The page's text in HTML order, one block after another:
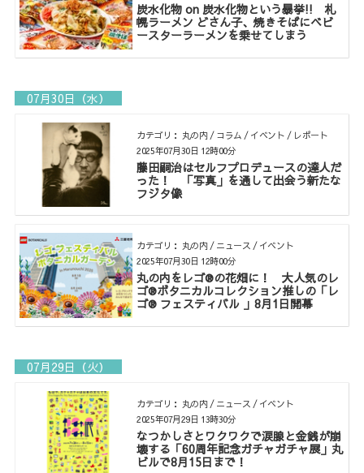
炭水化物 on 炭水化物という暴挙!! 札
幌ラーメン どさん子、焼きそばにベビ
ースターラーメンを乗せてしまう
07月30日（水）
カテゴリ： 丸の内 / コラム / イベント / レポート
藤田嗣治はセルフプロデュースの達人だ
った！ 「写真」を通して出会う新たな
フジタ像
2025年07月30日 12時00分
カテゴリ： 丸の内 / ニュース / イベント
丸の内をレゴ®の花畑に！ 大人気のレ
ゴ®ボタニカルコレクション推しの「レ
ゴ® フェスティバル 」8月1日開幕
2025年07月30日 12時00分
07月29日（火）
カテゴリ： 丸の内 / ニュース / イベント
なつかしさとワクワクで涙腺と金銭が崩
壊する「60周年記念ガチャガチャ展」丸
ビルで8月15日まで！
2025年07月29日 13時30分